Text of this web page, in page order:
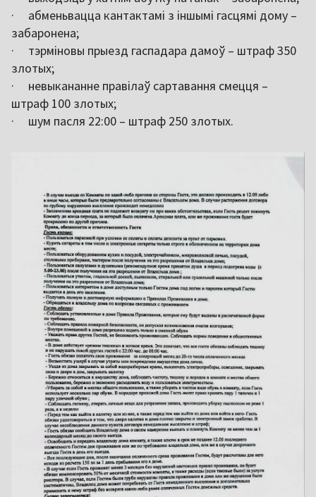
· абменьвацца кантактамі з іншымі гасцямі дому –
забаронена;
· тэрміновы прыезд гаспадара дамоў – штраф 350
злотых;
· невыкананне правілаў сартавання смецця –
штраф 100 злотых;
· шум пасля 22:00 – штраф 250 злотых.